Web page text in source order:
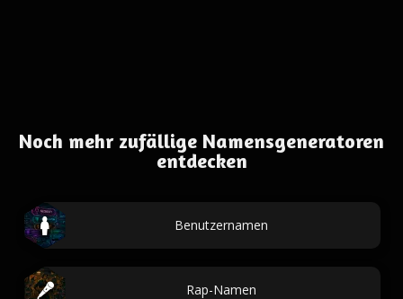
Noch mehr zufällige Namensgeneratoren
entdecken
Benutzernamen
Rap-Namen